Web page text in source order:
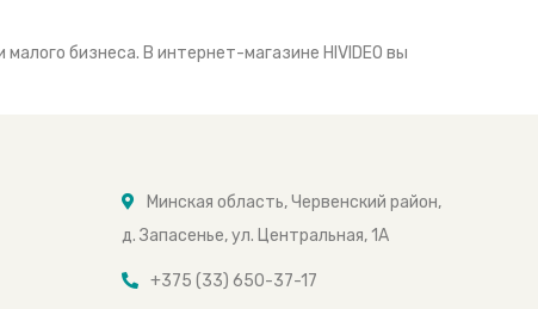
бизнеса. В интернет-магазине HIVIDEO вы
Минская область, Червенский район,
д. Запасенье, ул. Центральная, 1А
+375 (33) 650-37-17